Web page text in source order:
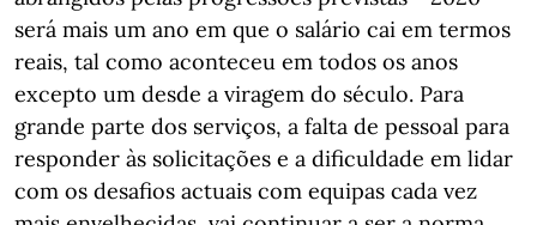
será mais um ano em que o salário cai em termos
reais, tal como aconteceu em todos os anos
excepto um desde a viragem do século. Para
grande parte dos serviços, a falta de pessoal para
responder às solicitações e a dificuldade em lidar
com os desafios actuais com equipas cada vez